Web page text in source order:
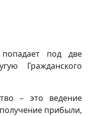
под две
Гражданского
– это ведение
прибыли,